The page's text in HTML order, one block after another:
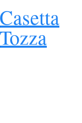
Casetta
Tozza​